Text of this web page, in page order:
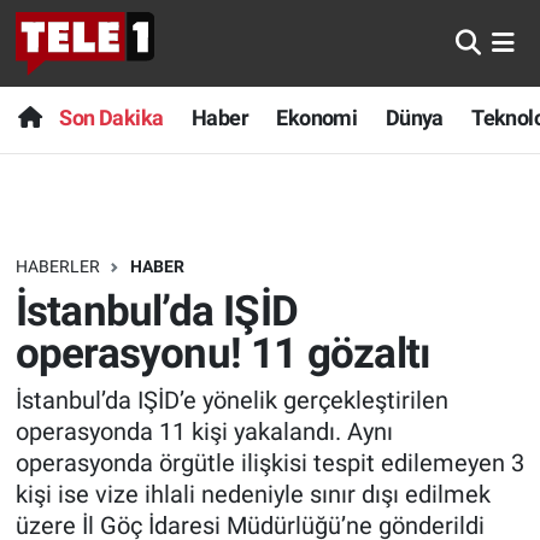
Son Dakika Haber Ekonomi Dünya
HABERLER HABER
İstanbul’da IŞİD
operasyonu! 11 gözaltı
İstanbul’da IŞİD’e yönelik gerçekleştirilen
operasyonda 11 kişi yakalandı. Aynı
operasyonda örgütle ilişkisi tespit edilemeyen 3
kişi ise vize ihlali nedeniyle sınır dışı edilmek
üzere İl Göç İdaresi Müdürlüğü’ne gönderildi
Anında Manşet
Başka Sohbetler
Bilim turu
Bilim ve Teknoloji Evreni
Doğa Konuşuyor
Dünya
Ege Saati
Son Dakika
Haber
Dünya
Sağlık
Spor
Yayın Akışı
Nöbetçi Eczaneler
Hava Durumu
Trafik Durumu
Süper Lig Puan Durumu ve Fikstür
Tüm Manşetler
Son Dakika Haberleri
Haber Arşivi